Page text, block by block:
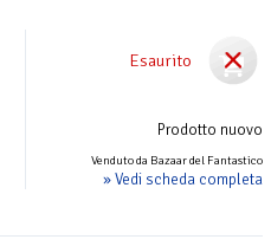
Esaurito
Prodotto nuovo
Venduto da Bazaar del Fantastico
» Vedi scheda completa